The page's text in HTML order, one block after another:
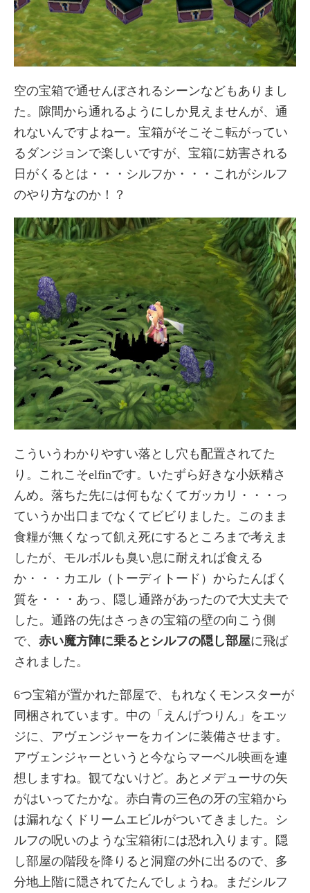
空の宝箱で通せんぼされるシーンなどもありまし
た。隙間から通れるようにしか見えませんが、通
れないんですよねー。宝箱がそこそこ転がってい
るダンジョンで楽しいですが、宝箱に妨害される
日がくるとは・・・シルフか・・・これがシルフ
のやり方なのか！？
こういうわかりやすい落とし穴も配置されてた
り。これこそelfinです。いたずら好きな小妖精さ
んめ。落ちた先には何もなくてガッカリ・・・っ
ていうか出口までなくてビビりました。このまま
食糧が無くなって飢え死にするところまで考えま
したが、モルボルも臭い息に耐えれば食える
か・・・カエル（トーディトード）からたんぱく
質を・・・あっ、隠し通路があったので大丈夫で
した。通路の先はさっきの宝箱の壁の向こう側
で、 赤い魔方陣に乗るとシルフの隠し部屋に飛ば
されました。
6つ宝箱が置かれた部屋で、もれなくモンスターが
同梱されています。中の「えんげつりん」をエッ
ジに、アヴェンジャーをカインに装備させます。
アヴェンジャーというと今ならマーベル映画を連
想しますね。観てないけど。あとメデューサの矢
がはいってたかな。赤白青の三色の牙の宝箱から
は漏れなくドリームエビルがついてきました。シ
ルフの呪いのような宝箱術には恐れ入ります。隠
し部屋の階段を降りると洞窟の外に出るので、多
分地上階に隠されてたんでしょうね。まだシルフ